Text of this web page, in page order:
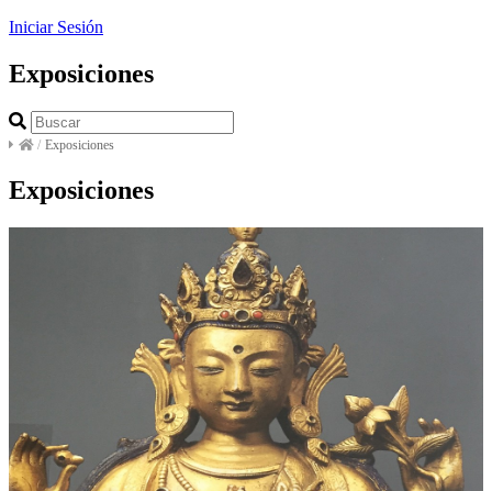
Iniciar Sesión
Exposiciones
/ Exposiciones
Exposiciones